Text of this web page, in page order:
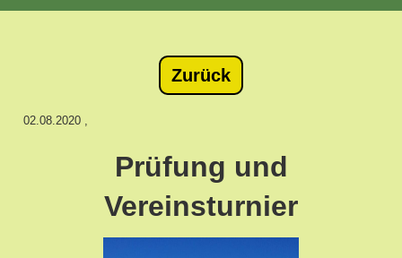
Zurück
02.08.2020
Prüfung und
Vereinsturnier